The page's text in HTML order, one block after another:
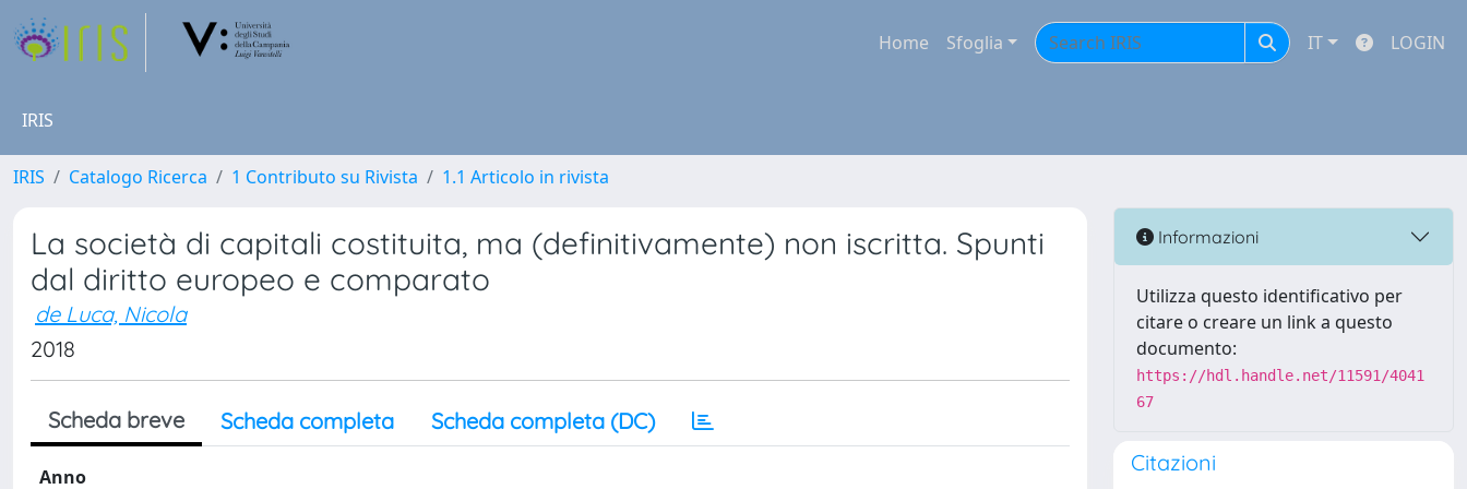
Home Sfoglia IT LOGIN
IRIS
IRIS Catalogo Ricerca 1 Contributo su Rivista 1.1 Articolo in rivista
La società di capitali costituita, ma (definitivamente) non iscritta. Spunti
dal diritto europeo e comparato
de Luca, Nicola
2018
Scheda breve Scheda completa Scheda completa (DC)
Anno
Informazioni
Utilizza questo identificativo per
citare o creare un link a questo
documento:
https://hdl.handle.net/11591/4041
67
Citazioni